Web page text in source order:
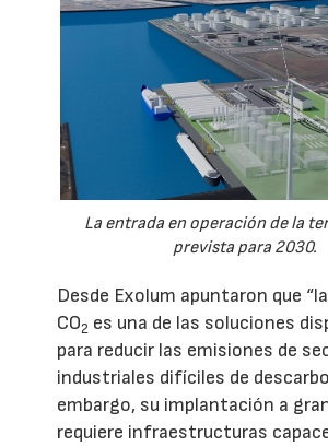
La entrada en operación de la
prevista para 2030.
Desde Exolum apuntaron que
CO2 es una de las soluciones
para reducir las emisiones de
industriales difíciles de
embargo, su implantación a
requiere infraestructuras